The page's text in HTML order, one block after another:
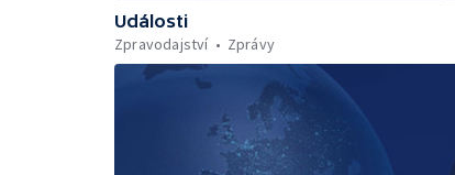
Události
Zpravodajství
Zprávy